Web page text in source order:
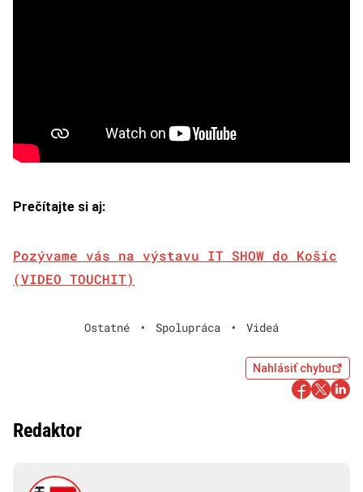
Prečítajte si aj:
Pozývame vás na výstavu IT SHOW do Košíc
(VIDEO TOUCHIT)
Ostatné • Spolupráca • Videá
Nahlásiť chybu
Redaktor